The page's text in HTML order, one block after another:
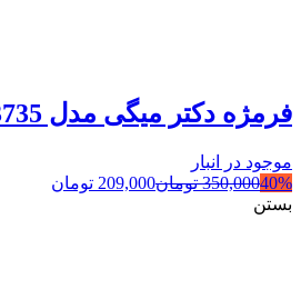
فرمژه دکتر میگی مدل AZ-3735
موجود در انبار
40%
350,000 تومان209,000 تومان
بستن